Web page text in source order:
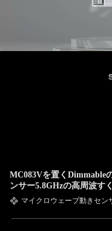
MC083Vを置くDimmable
ンサー5.8GHzの高周波す
マイクロウェーブ動きセン